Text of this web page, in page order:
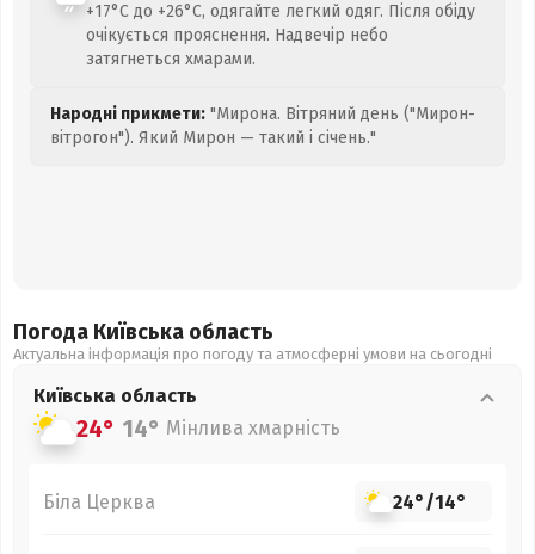
+17°C до +26°C, одягайте легкий одяг. Після обіду
очікується прояснення. Надвечір небо
затягнеться хмарами.
Народні прикмети: "Мирона. Вітряний день ("Мирон-
вітрогон"). Який Мирон — такий і січень."
Погода Київська область
Актуальна інформація про погоду та атмосферні умови на сьогодні
Київська область
24° 14° Мінлива хмарність
Біла Церква 24°/14°